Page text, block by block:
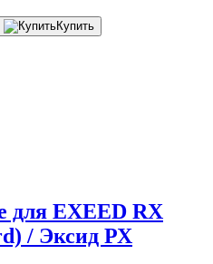
Купить
для EXEED RX
/ Эксид РХ